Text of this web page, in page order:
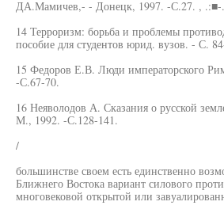
ДА.Мамичев,- - Донецк, 1997. -С.27. ,
14 Терроризм: борьба и проблемы
пособие для студентов юрид. вузов. - С.
15 Федоров Е.В. Люди императорского
-С.67-70.
16 Неяволодов А. Сказания о русской
М., 1992. -С.128-141.
/
большинстве своем есть единственно
Ближнего Востока вариант силового
многовековой открытой или